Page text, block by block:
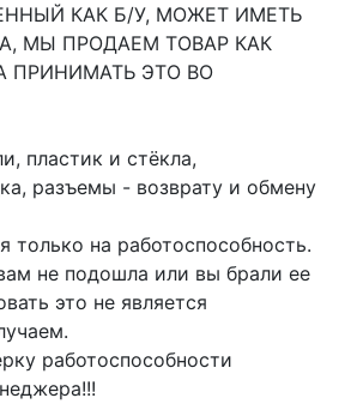
КАК Б/У, МОЖЕТ ИМЕТЬ
МЫ ПРОДАЕМ ТОВАР КАК
ПРИНИМАТЬ ЭТО ВО
пластик и стёкла,
разъемы - возврату и обмену
только на работоспособность.
не подошла или вы брали ее
это не является
работоспособности